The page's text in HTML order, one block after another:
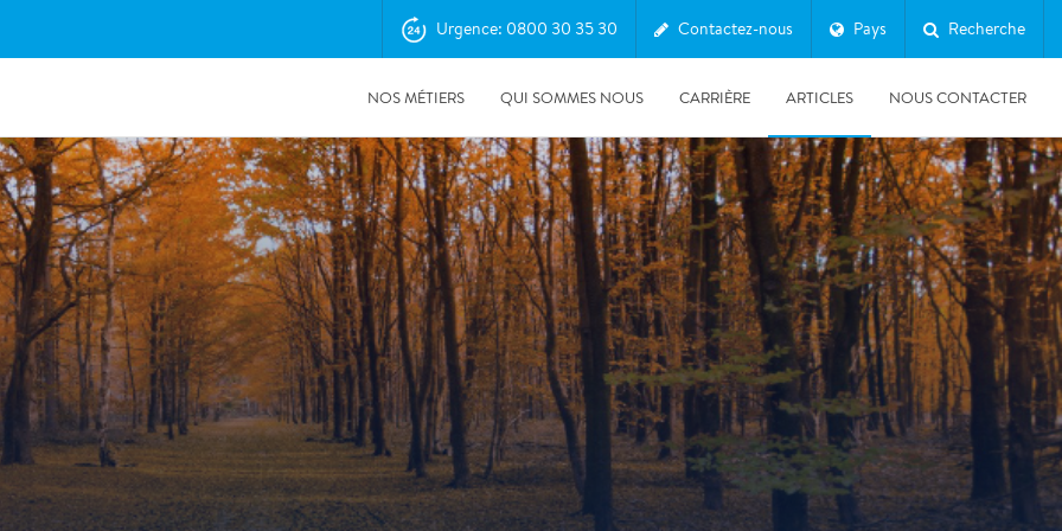
Urgence: 0800 30 35 30 Contactez-nous Pays Recherche
NOS MÉTIERS QUI SOMMES NOUS CARRIÈRE ARTICLES
30/04/2025
Désamiantage au CEA : Une expertise signée Polygon
France
03/04/2025
5 signes qu’une fuite d’eau invisible menace votre
copropriété
NOUS CONTACTER